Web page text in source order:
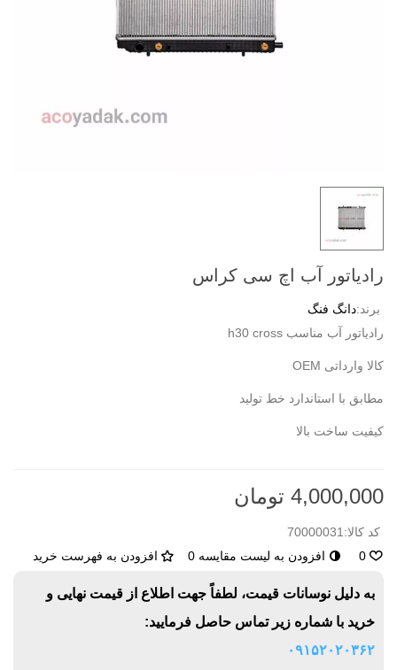
رادیاتور آب اچ سی کراس
برند:دانگ فنگ
رادیاتور آب مناسب h30 cross
کالا وارداتی OEM
مطابق با استاندارد خط تولید
کیفیت ساخت بالا
4,000,000 تومان
کد کالا: 70000031
0
افزودن به لیست مقایسه 0 افزودن به فهرست خرید
به دلیل نوسانات قیمت، لطفاً جهت اطلاع از قیمت نهایی و
خرید با شماره زیر تماس حاصل فرمایید:
۰۹۱۵۲۰۲۰۳۶۲